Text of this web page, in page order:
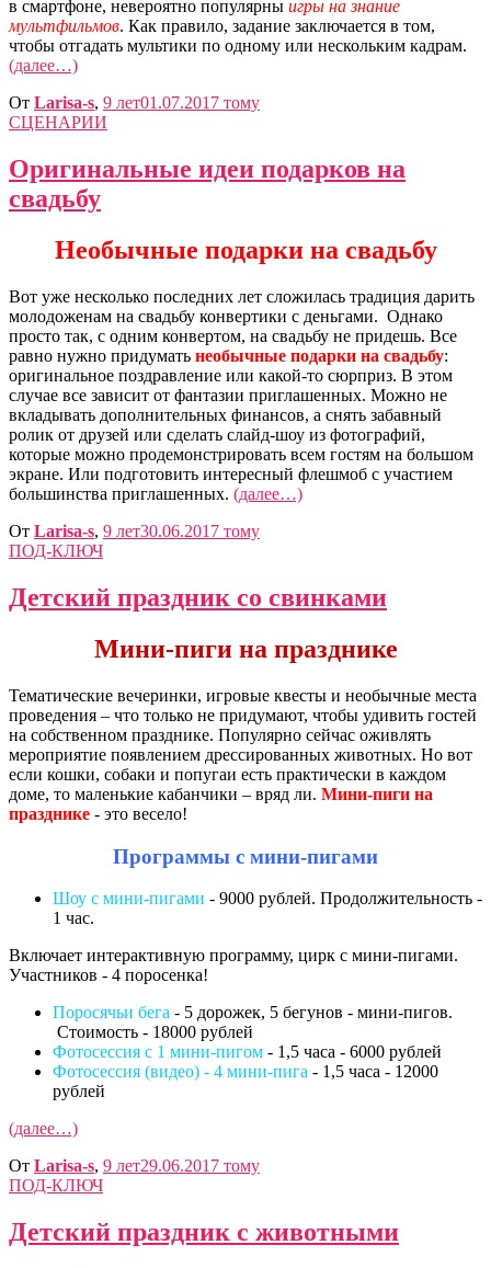
в смартфоне, невероятно популярны игры на знание
мультфильмов. Как правило, задание заключается в том,
чтобы отгадать мультики по одному или нескольким кадрам.
(далее…)
От Larisa-s, 9 лет01.07.2017 тому
СЦЕНАРИИ
Оригинальные идеи подарков на
свадьбу
Необычные подарки на свадьбу
Вот уже несколько последних лет сложилась традиция дарить
молодоженам на свадьбу конвертики с деньгами. Однако
просто так, с одним конвертом, на свадьбу не придешь. Все
равно нужно придумать необычные подарки на свадьбу:
оригинальное поздравление или какой-то сюрприз. В этом
случае все зависит от фантазии приглашенных. Можно не
вкладывать дополнительных финансов, а снять забавный
ролик от друзей или сделать слайд-шоу из фотографий,
которые можно продемонстрировать всем гостям на большом
экране. Или подготовить интересный флешмоб с участием
большинства приглашенных. (далее…)
От Larisa-s, 9 лет30.06.2017 тому
ПОД-КЛЮЧ
Детский праздник со свинками
Мини-пиги на празднике
Тематические вечеринки, игровые квесты и необычные места
проведения – что только не придумают, чтобы удивить гостей
на собственном празднике. Популярно сейчас оживлять
мероприятие появлением дрессированных животных. Но вот
если кошки, собаки и попугаи есть практически в каждом
доме, то маленькие кабанчики – вряд ли. Мини-пиги на
празднике - это весело!
Программы с мини-пигами
Шоу с мини-пигами - 9000 рублей. Продолжительность -
1 час.
Включает интерактивную программу, цирк с мини-пигами.
Участников - 4 поросенка!
Поросячьи бега - 5 дорожек, 5 бегунов - мини-пигов.
Стоимость - 18000 рублей
Фотосессия с 1 мини-пигом - 1,5 часа - 6000 рублей
Фотосессия (видео) - 4 мини-пига - 1,5 часа - 12000
рублей
(далее…)
От Larisa-s, 9 лет29.06.2017 тому
ПОД-КЛЮЧ
Детский праздник с животными